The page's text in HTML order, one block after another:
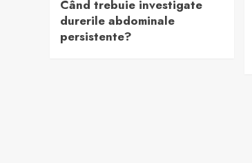
Când trebuie investigate
durerile abdominale
persistente?